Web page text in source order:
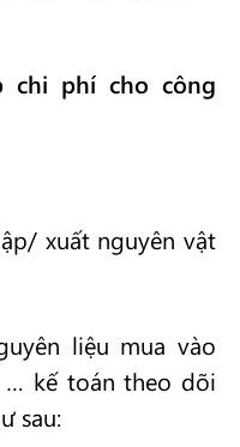
chi phí cho công
xuất nguyên vật
liệu mua vào
… kế toán theo dõi
sau: